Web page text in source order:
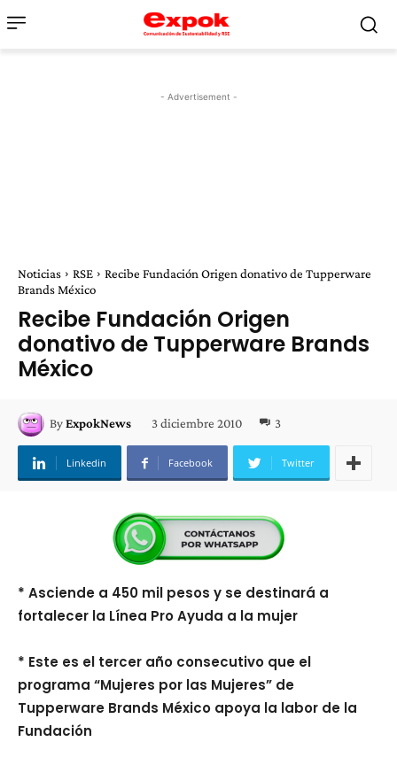
- Advertisement -
Noticias RSE
Recibe Fundación Origen donativo de Tupperware
Brands México
Recibe Fundación Origen
donativo de Tupperware Brands
México
ByExpokNews 3 diciembre 2010 3
Linkedin Facebook Twitter
* Asciende a 450 mil pesos y se destinará a
fortalecer la Línea Pro Ayuda a la mujer
* Este es el tercer año consecutivo que el
programa “Mujeres por las Mujeres” de
Tupperware Brands México apoya la labor de la
Fundación